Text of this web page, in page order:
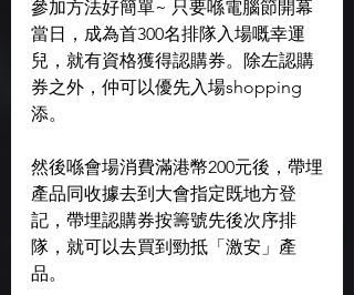
參加方法好簡單~ 只要喺電腦節開幕
當日，成為首300名排隊入場嘅幸運
兒，就有資格獲得認購券。除左認購
券之外，仲可以優先入場shopping
添。
然後喺會場消費滿港幣200元後，帶埋
產品同收據去到大會指定既地方登
記，帶埋認購券按籌號先後次序排
隊，就可以去買到勁抵「激安」產
品。